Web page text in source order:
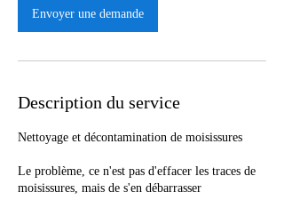
Envoyer une demande
Description du service
Nettoyage et décontamination de moisissures
Le problème, ce n'est pas d'effacer les traces de
moisissures, mais de s'en débarrasser